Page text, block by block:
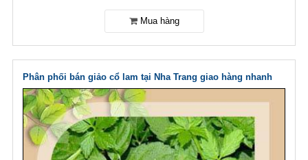
Phân phối bán giảo cổ lam tại Nha Trang giao hàng nhanh